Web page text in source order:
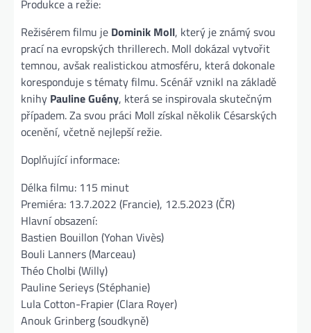
Produkce a režie:
Režisérem filmu je Dominik Moll, který je známý svou
prací na evropských thrillerech. Moll dokázal vytvořit
temnou, avšak realistickou atmosféru, která dokonale
koresponduje s tématy filmu. Scénář vznikl na základě
knihy Pauline Guény, která se inspirovala skutečným
případem. Za svou práci Moll získal několik Césarských
ocenění, včetně nejlepší režie.
Doplňující informace:
Délka filmu: 115 minut
Premiéra: 13.7.2022 (Francie), 12.5.2023 (ČR)
Hlavní obsazení:
Bastien Bouillon (Yohan Vivès)
Bouli Lanners (Marceau)
Théo Cholbi (Willy)
Pauline Serieys (Stéphanie)
Lula Cotton-Frapier (Clara Royer)
Anouk Grinberg (soudkyně)